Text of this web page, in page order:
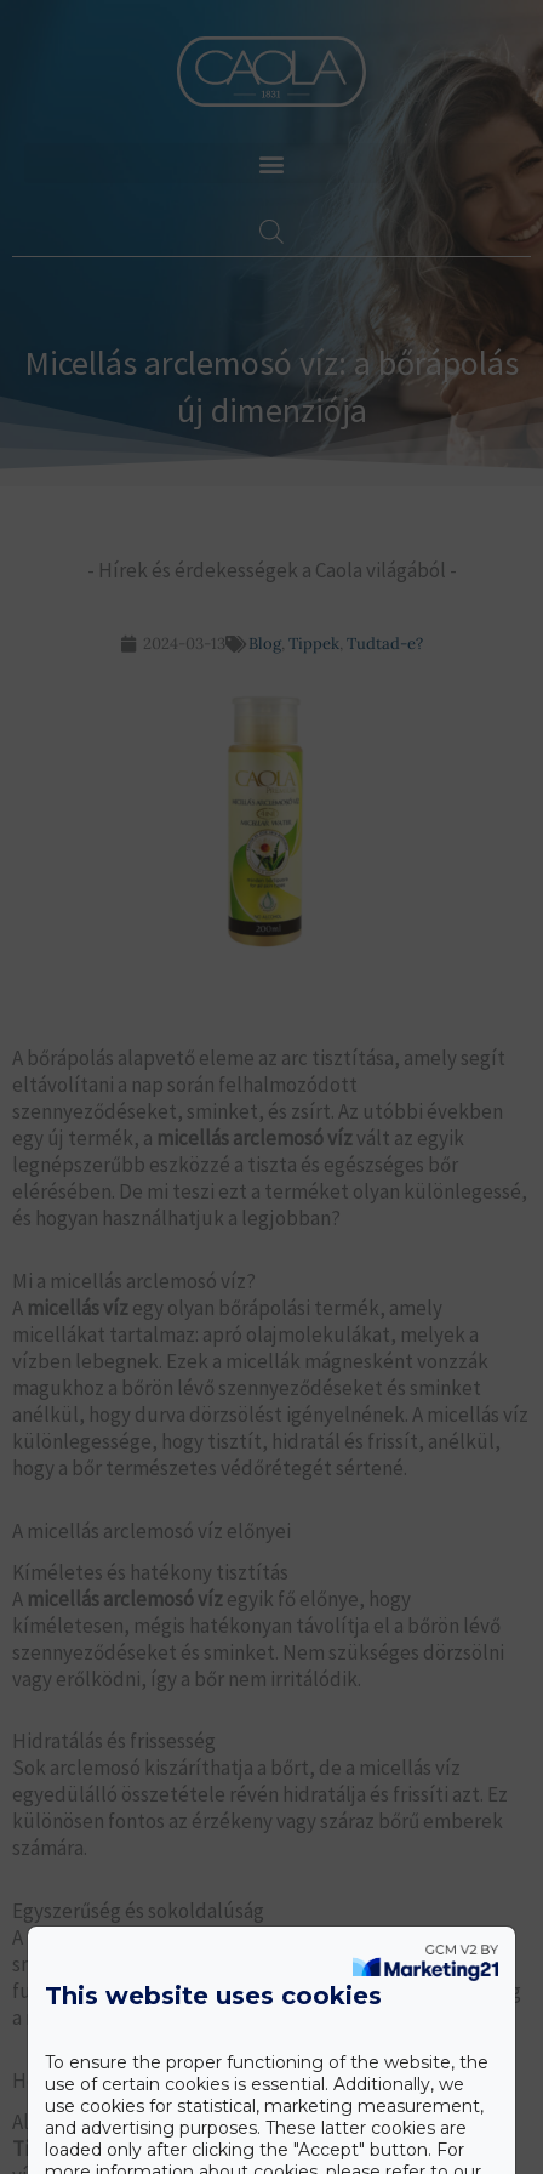
Micellás arclemosó víz: a bőrápolás
új dimenziója
- Hírek és érdekességek a Caola világából -
2024-03-13 Blog, Tippek, Tudtad-e?
A bőrápolás alapvető eleme az arc tisztítása, amely segít
eltávolítani a nap során felhalmozódott
szennyeződéseket, sminket, és zsírt. Az utóbbi években
egy új termék, a micellás arclemosó víz vált az egyik
legnépszerűbb eszközzé a tiszta és egészséges bőr
elérésében. De mi teszi ezt a terméket olyan különlegessé,
és hogyan használhatjuk a legjobban?
Mi a micellás arclemosó víz?
A micellás víz egy olyan bőrápolási termék, amely
micellákat tartalmaz: apró olajmolekulákat, melyek a
vízben lebegnek. Ezek a micellák mágnesként vonzzák
magukhoz a bőrön lévő szennyeződéseket és sminket
anélkül, hogy durva dörzsölést igényelnének. A micellás víz
különlegessége, hogy tisztít, hidratál és frissít, anélkül,
hogy a bőr természetes védőrétegét sértené.
A micellás arclemosó víz előnyei
Kíméletes és hatékony tisztítás
A micellás arclemosó víz egyik fő előnye, hogy
kíméletesen, mégis hatékonyan távolítja el a bőrön lévő
szennyeződéseket és sminket. Nem szükséges dörzsölni
vagy erőlködni, így a bőr nem irritálódik.
Hidratálás és frissesség
Sok arclemosó kiszáríthatja a bőrt, de a micellás víz
egyedülálló összetétele révén hidratálja és frissíti azt. Ez
különösen fontos az érzékeny vagy száraz bőrű emberek
számára.
Egyszerűség és sokoldalúság
A micellás víz sokoldalúsága lehetővé teszi, hogy
sminkeltávolítóként, arclemosóként és tonikként is
funkcionáljon. Ez az egyszerűség időt és pénzt takarít meg
a napi bőrápolási rutin során.
Hogyan használd a micellás arclemosó vizet?
Alapvető Lépések
Tisztítás: Áztassunk meg egy vattakorongot micellás
This website uses cookies
To ensure the proper functioning of the website, the
use of certain cookies is essential. Additionally, we
use cookies for statistical, marketing measurement,
and advertising purposes. These latter cookies are
loaded only after clicking the "Accept" button. For